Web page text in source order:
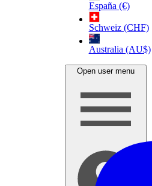
España (€)
Schweiz (CHF)
Australia (AU$)
Open user menu